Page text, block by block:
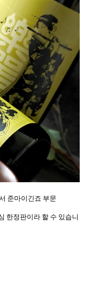
준마이긴죠 부문
한정판이라 할 수 있습니